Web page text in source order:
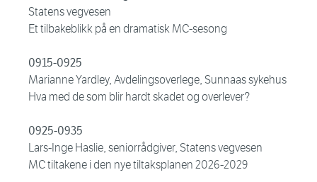
Statens vegvesen
Et tilbakeblikk på en dramatisk MC-sesong
0915-0925
Marianne Yardley, Avdelingsoverlege, Sunnaas sykehus
Hva med de som blir hardt skadet og overlever?
0925-0935
Lars-Inge Haslie, seniorrådgiver, Statens vegvesen
MC tiltakene i den nye tiltaksplanen 2026-2029